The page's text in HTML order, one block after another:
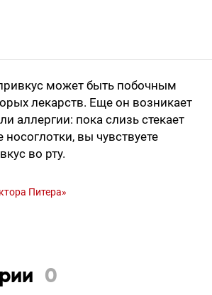
может быть побочным
лекарств. Еще он возникает
аллергии: пока слизь стекает
носоглотки, вы чувствуете
во рту.
Питера»
0